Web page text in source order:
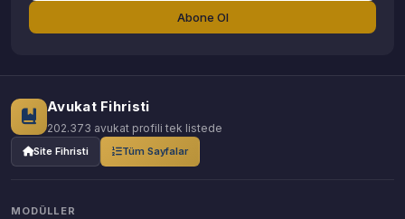
Abone Ol
Avukat Fihristi
202.373 avukat profili tek listede
Site Fihristi Tüm Sayfalar
MODÜLLER